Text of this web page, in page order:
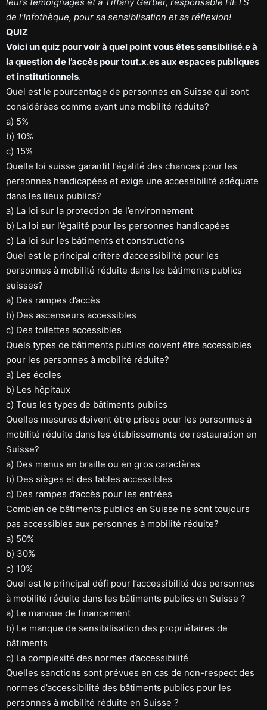
leurs témoignages et à Tiffany Gerber, responsable HETS
de l’Infothèque, pour sa sensiblisation et sa réflexion!
QUIZ
Voici un quiz pour voir à quel point vous êtes sensibilisé.e à
la question de l’accès pour tout.x.es aux espaces publiques
et institutionnels.
Quel est le pourcentage de personnes en Suisse qui sont
considérées comme ayant une mobilité réduite?
a) 5%
b) 10%
c) 15%
Quelle loi suisse garantit l’égalité des chances pour les
personnes handicapées et exige une accessibilité adéquate
dans les lieux publics?
a) La loi sur la protection de l’environnement
b) La loi sur l’égalité pour les personnes handicapées
c) La loi sur les bâtiments et constructions
Quel est le principal critère d’accessibilité pour les
personnes à mobilité réduite dans les bâtiments publics
suisses?
a) Des rampes d’accès
b) Des ascenseurs accessibles
c) Des toilettes accessibles
Quels types de bâtiments publics doivent être accessibles
pour les personnes à mobilité réduite?
a) Les écoles
b) Les hôpitaux
c) Tous les types de bâtiments publics
Quelles mesures doivent être prises pour les personnes à
mobilité réduite dans les établissements de restauration en
Suisse?
a) Des menus en braille ou en gros caractères
b) Des sièges et des tables accessibles
c) Des rampes d’accès pour les entrées
Combien de bâtiments publics en Suisse ne sont toujours
pas accessibles aux personnes à mobilité réduite?
a) 50%
b) 30%
c) 10%
Quel est le principal défi pour l’accessibilité des personnes
à mobilité réduite dans les bâtiments publics en Suisse ?
a) Le manque de financement
b) Le manque de sensibilisation des propriétaires de
bâtiments
c) La complexité des normes d’accessibilité
Quelles sanctions sont prévues en cas de non-respect des
normes d’accessibilité des bâtiments publics pour les
personnes à mobilité réduite en Suisse ?